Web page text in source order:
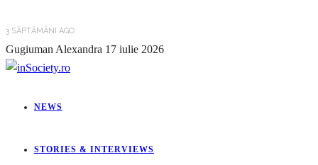
3 SĂPTĂMÂNI AGO
Gugiuman Alexandra 17 iulie 2026
NEWS
STORIES & INTERVIEWS